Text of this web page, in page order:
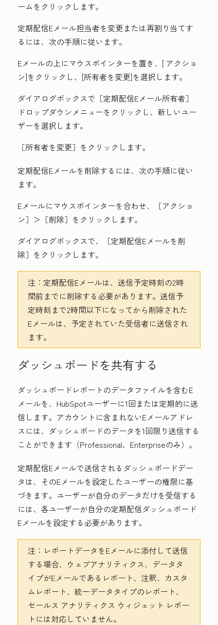
ームをクリックします。
定期配信Eメール担当者を変更または再割り当てす
るには、次の手順に従います。
Eメールの上にマウスポインターを置き、[ アクショ
ン]をクリックし、[所有者を変更]を選択します。
ダイアログボックスで［定期配信Eメール所有者］
ドロップダウンメニューをクリックし、新しいユー
ザーを選択します。
［所有者を変更］ をクリックします。
定期配信Eメールを削除するには、次の手順に従い
ます。
Eメールにマウスポインターを合わせ、［アクショ
ン］ ＞［削除］ をクリックします。
ダイアログボックスで、［定期配信Eメールを削
除］ をクリックします。
注： 定期配信Eメールは、送信予定時刻の2時
間前までに削除する必要があります。送信予
定時刻まで2時間以下になってから削除された
Eメールは、予定されていた受信者に送信され
ます。
ダッシュボードを共有する
ダッシュボードレポートのデータファイルを含むE
メールを、HubSpotユーザーに1回または定期的に送
信します。アカウントに含まれないEメールアドレ
スには、ダッシュボードのデータを1回限り送信する
ことができます（Professional、Enterpriseのみ）。
定期配信Eメールで送信されるダッシュボードデー
タは、そのEメールを設定したユーザーの権限に基
づきます。ユーザーが自分のデータだけを受信する
には、各ユーザーが自分の定期配信ダッシュボード
Eメールを設定する必要があります。
注： レポートデータをEメールに添付して送信
する場合、ウェブアナリティクス、データタ
イプがEメールであるレポート、注釈、カスタ
ムレポート、統一データタイプのレポート、
セールス アナリティクス ウィジェット レポー
トには対応していません。